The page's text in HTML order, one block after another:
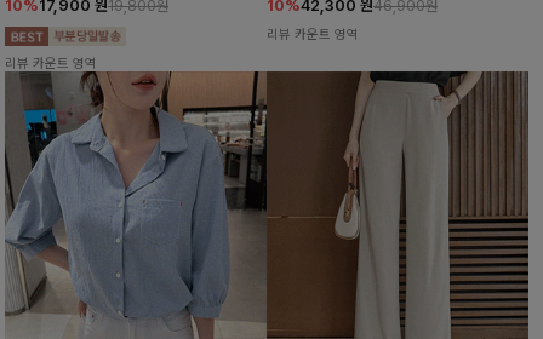
10%17,900 원19,800원
리뷰 카운트 영역
10%42,300 원46,900원
리뷰 카운트 영역